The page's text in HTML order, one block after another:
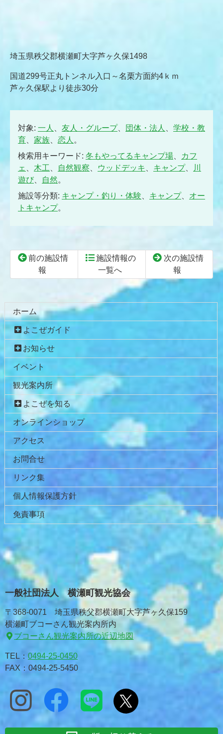
埼玉県秩父郡横瀬町大字芦ヶ久保1498
国道299号正丸トンネル入口～名栗方面約4ｋｍ
芦ヶ久保駅より徒歩30分
対象: 一人 友人・グループ、 団体・法人
学校・教
育
家族 恋人 。
検索用キーワード: 冬もやってるキャンプ場
カフ
ェ
木工 自然観察 ウッドデッキ キャンプ、
川
遊び
自然。
施設等分類: キャンプ・釣り・体験 キャンプ、 オー
トキャンプ。
前の施設情
報
施設情報の
一覧へ
次の施設情
報
ン
文
戻
の
へ
ホーム
よこぜガイド
お知らせ
イベント
観光案内所
よこぜを知る
オンラインショップ
アクセス
お問合せ
リンク集
個人情報保護方針
免責事項
一般社団法人 横瀬町観光協会
〒368-0071 埼玉県秩父郡横瀬町大字芦ヶ久保159
横瀬町ブコーさん観光案内所内
ブコーさん観光案内所の近辺地図
TEL： 0494-25-0450
FAX：0494-25-5450